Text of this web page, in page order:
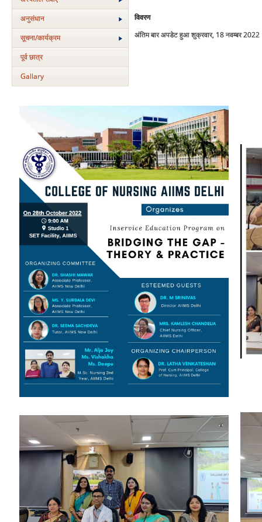
अनुसंधान
सूचना/कार्यक्रम
पूर्व छात्र
Gallary
विवरण
अंतिम बार अपडेट हुआ शुक्रवार, 18 नवम्बर